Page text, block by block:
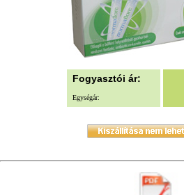
Fogyasztói ár:
Egységár: